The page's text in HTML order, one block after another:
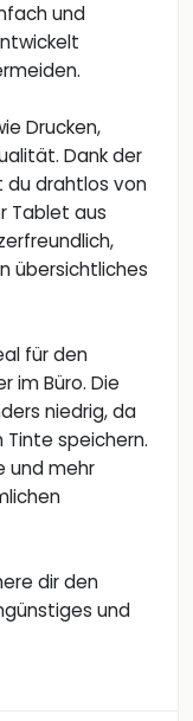
und
Drucken,
Dank der
du drahtlos von
Tablet aus
übersichtliches
für den
im Büro. Die
niedrig, da
speichern.
und mehr
dir den
und